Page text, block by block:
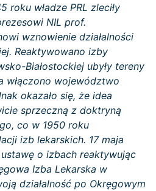
roku władze PRL zleciły
NIL prof.
wznowienie działalności
Reaktywowano izby
Białostockiej ubyły tereny
włączono województwo
okazało się, że idea
sprzeczną z doktryną
co w 1950 roku
izb lekarskich. 17 maja
o izbach reaktywując
Izba Lekarska w
działalność po Okręgowym